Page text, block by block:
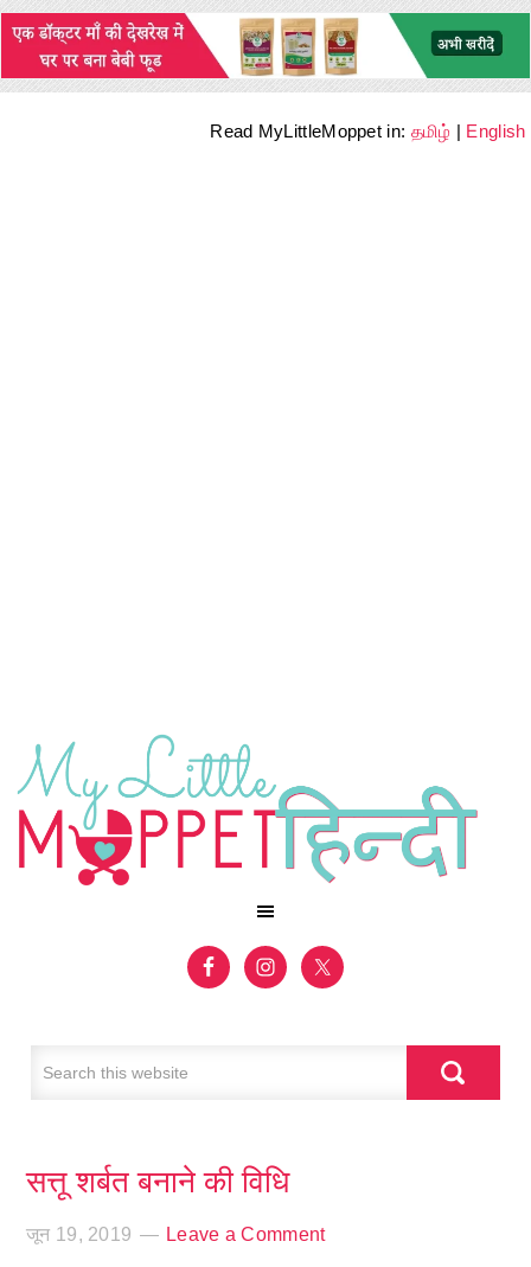
Read MyLittleMoppet in: தமிழ் | English
सत्तू शर्बत बनाने की विधि
जून 19, 2019 Leave a Comment